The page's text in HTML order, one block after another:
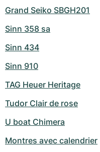
Grand Seiko SBGH201
Sinn 358 sa
Sinn 434
Sinn 910
TAG Heuer Heritage
Tudor Clair de rose
U boat Chimera
Montres avec calendrier